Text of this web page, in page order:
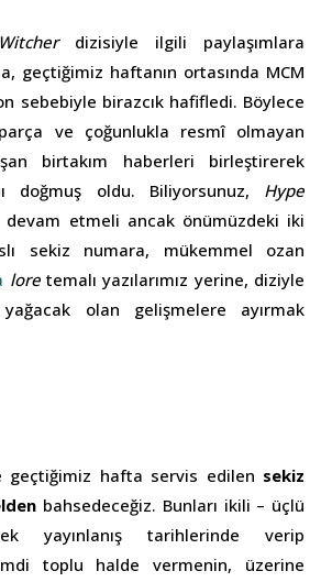
dizisiyle ilgili paylaşımlara
geçtiğimiz haftanın ortasında MCM
sebebiyle birazcık hafifledi. Böylece
ve çoğunlukla resmî olmayan
birtakım haberleri birleştirerek
doğmuş oldu. Biliyorsunuz, Hype
devam etmeli ancak önümüzdeki iki
sekiz numara, mükemmel ozan
loretemalı yazılarımız yerine, diziyle
olan gelişmelere ayırmak
geçtiğimiz hafta servis edilen sekiz
bahsedeceğiz. Bunları ikili – üçlü
yayınlanış tarihlerinde verip
toplu halde vermenin, üzerine